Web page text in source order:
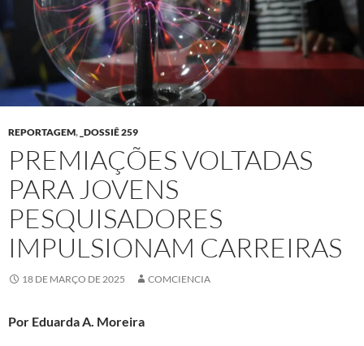
REPORTAGEM, _DOSSIÊ 259
PREMIAÇÕES VOLTADAS
PARA JOVENS
PESQUISADORES
IMPULSIONAM CARREIRAS
18 DE MARÇO DE 2025 COMCIENCIA
Por Eduarda A. Moreira